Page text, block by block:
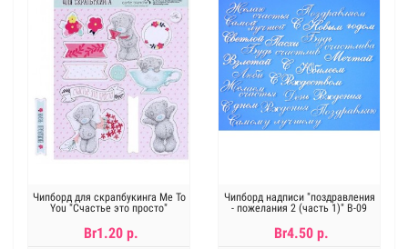
Чипборд для скрапбукинга Me To
You "Счастье это просто"
Br1.20 р.
Чипборд надписи "поздравления
- пожелания 2 (часть 1)" В-09
Br4.50 р.